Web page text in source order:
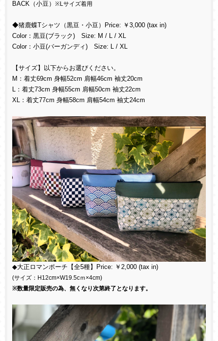
BACK（小豆） ※Lサイズ着用
◆猪鹿蝶Tシャツ（黒豆・小豆）Price: ￥3,000 (tax in)
Color：黒豆(ブラック) Size: M / L / XL
Color：小豆(バーガンディ) Size: L / XL
【サイズ】以下からお選びください。
M：着丈69cm 身幅52cm 肩幅46cm 袖丈20cm
L：着丈73cm 身幅55cm 肩幅50cm 袖丈22cm
XL：着丈77cm 身幅58cm 肩幅54cm 袖丈24cm
◆大正ロマンポーチ【全5種】Price: ￥2,000 (tax in)
(サイズ：H12cm×W19.5cｍ×4cm)
※数量限定販売の為、無くなり次第終了となります。